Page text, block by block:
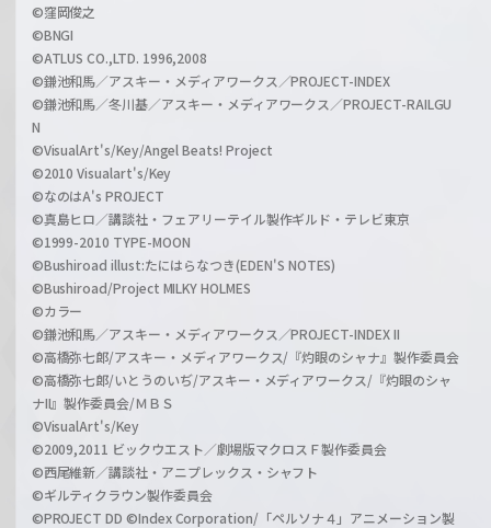
©窪岡俊之
©BNGI
©ATLUS CO.,LTD. 1996,2008
©鎌池和馬／アスキー・メディアワークス／PROJECT-INDEX
©鎌池和馬／冬川基／アスキー・メディアワークス／PROJECT-RAILGU
N
©VisualArt's/Key/Angel Beats! Project
©2010 Visualart's/Key
©なのはA's PROJECT
©真島ヒロ／講談社・フェアリーテイル製作ギルド・テレビ東京
©1999-2010 TYPE-MOON
©Bushiroad illust:たにはらなつき(EDEN'S NOTES)
©Bushiroad/Project MILKY HOLMES
©カラー
©鎌池和馬／アスキー・メディアワークス／PROJECT-INDEX II
©高橋弥七郎/アスキー・メディアワークス/『灼眼のシャナ』製作委員会
©高橋弥七郎/いとうのいぢ/アスキー・メディアワークス/『灼眼のシャ
ナII』製作委員会/ＭＢＳ
©VisualArt's/Key
©2009,2011 ビックウエスト／劇場版マクロスＦ製作委員会
©西尾維新／講談社・アニプレックス・シャフト
©ギルティクラウン製作委員会
©PROJECT DD ©Index Corporation/「ペルソナ４」アニメーション製